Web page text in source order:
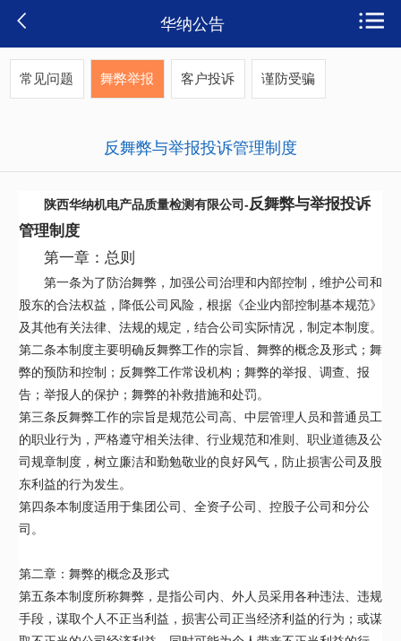
华纳公告
常见问题 舞弊举报 客户投诉 谨防受骗
反舞弊与举报投诉管理制度
陕西华纳机电产品质量检测有限公司-反舞弊与举报投诉
管理制度
第一章：总则
第一条为了防治舞弊，加强公司治理和内部控制，维护公司和
股东的合法权益，降低公司风险，根据《企业内部控制基本规范》
及其他有关法律、法规的规定，结合公司实际情况，制定本制度。
第二条本制度主要明确反舞弊工作的宗旨、舞弊的概念及形式；舞
弊的预防和控制；反舞弊工作常设机构；舞弊的举报、调查、报
告；举报人的保护；舞弊的补救措施和处罚。
第三条反舞弊工作的宗旨是规范公司高、中层管理人员和普通员工
的职业行为，严格遵守相关法律、行业规范和准则、职业道德及公
司规章制度，树立廉洁和勤勉敬业的良好风气，防止损害公司及股
东利益的行为发生。
第四条本制度适用于集团公司、全资子公司、控股子公司和分公
司。
第二章：舞弊的概念及形式
第五条本制度所称舞弊，是指公司内、外人员采用各种违法、违规
手段，谋取个人不正当利益，损害公司正当经济利益的行为；或谋